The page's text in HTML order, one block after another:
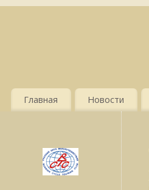
Главная Новости